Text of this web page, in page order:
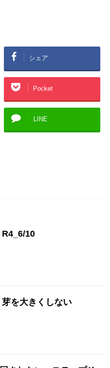
シェア
Pocket
LINE
10
を大きくしない